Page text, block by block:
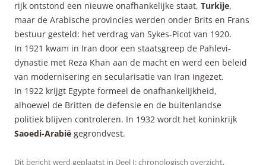
rijk ontstond een nieuwe onafhankelijke staat, Turkije,
maar de Arabische provincies werden onder Brits en Frans
bestuur gesteld: het verdrag van Sykes-Picot van 1920.
In 1921 kwam in Iran door een staatsgreep de Pahlevi-
dynastie met Reza Khan aan de macht en werd een beleid
van modernisering en secularisatie van Iran ingezet.
In 1922 krijgt Egypte formeel de onafhankelijkheid,
alhoewel de Britten de defensie en de buitenlandse
politiek blijven controleren. In 1932 wordt het koninkrijk
Saoedi-Arabië gegrondvest.
Dit bericht werd geplaatst in Deel I: chronologisch overzicht,